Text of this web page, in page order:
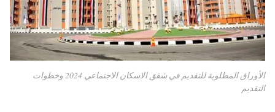
الأوراق المطلوبة للتقديم في شقق الاسكان الاجتماعي 2024 وخطوات
التقديم